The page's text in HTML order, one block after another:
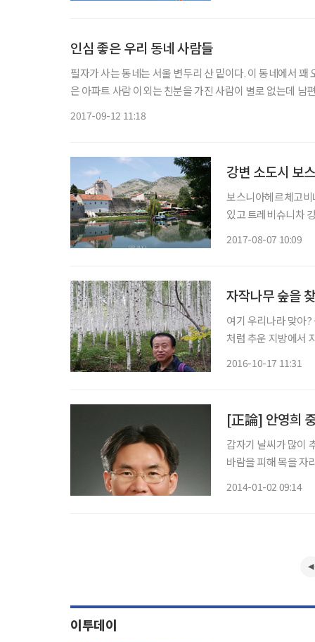
인심 좋은 우리 동네 사람들
필자가 사는 동네는 서울 변두리 산 밑이다. 이 동네에서
은 아파트 사람 이외는 친분을 가진 사람이 별로 없는데 남
2017-09-12 11:18
강변 소도시 보
보스니아헤르체고
있고 트레비슈니차
2017-08-07 10:09
자작나무 숲을
여기 우리나라 맞아
처럼 추운 지방에서
2016-10-17 11:31
[正論] 안영희
갑자기 날씨가 많이 추
바람을 피해 목을 자
2014-01-02 09:14
이투데이